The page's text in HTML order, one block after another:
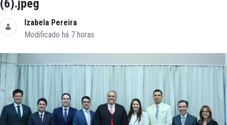
(6).jpeg
Izabela Pereira
Modificado há 7 horas.